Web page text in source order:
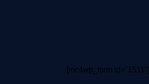
[mc4wp_form id="1511"]